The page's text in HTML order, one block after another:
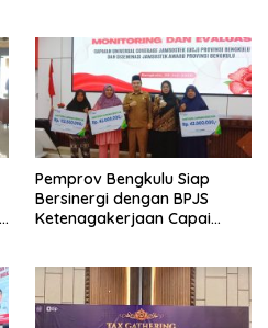
Masih Jadi Sorotan
Pemprov Bengkulu Siap
Bersinergi dengan BPJS
Ketenagakerjaan Capai